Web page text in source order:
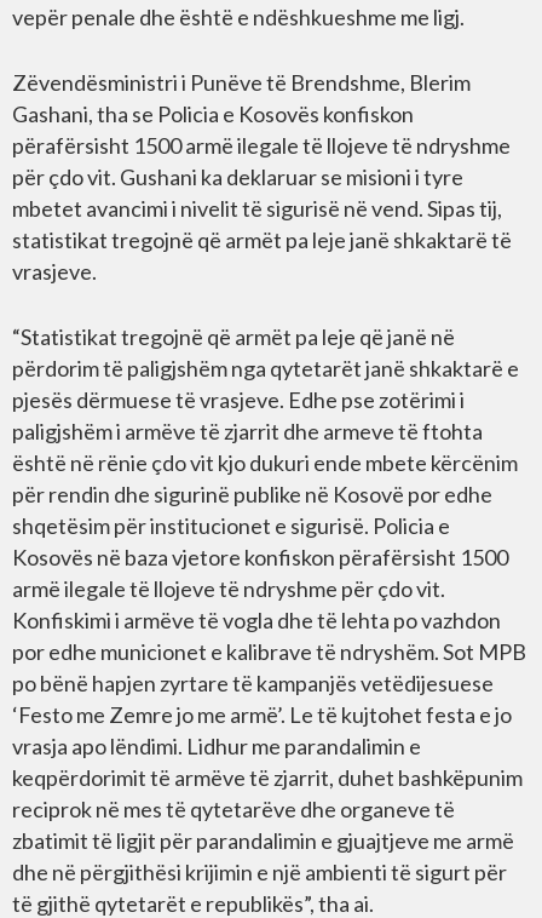
vepër penale dhe është e ndëshkueshme me ligj.
Zëvendësministri i Punëve të Brendshme, Blerim
Gashani, tha se Policia e Kosovës konfiskon
përafërsisht 1500 armë ilegale të llojeve të ndryshme
për çdo vit. Gushani ka deklaruar se misioni i tyre
mbetet avancimi i nivelit të sigurisë në vend. Sipas tij,
statistikat tregojnë që armët pa leje janë shkaktarë të
vrasjeve.
“Statistikat tregojnë që armët pa leje që janë në
përdorim të paligjshëm nga qytetarët janë shkaktarë e
pjesës dërmuese të vrasjeve. Edhe pse zotërimi i
paligjshëm i armëve të zjarrit dhe armeve të ftohta
është në rënie çdo vit kjo dukuri ende mbete kërcënim
për rendin dhe sigurinë publike në Kosovë por edhe
shqetësim për institucionet e sigurisë. Policia e
Kosovës në baza vjetore konfiskon përafërsisht 1500
armë ilegale të llojeve të ndryshme për çdo vit.
Konfiskimi i armëve të vogla dhe të lehta po vazhdon
por edhe municionet e kalibrave të ndryshëm. Sot MPB
po bënë hapjen zyrtare të kampanjës vetëdijesuese
‘Festo me Zemre jo me armë’. Le të kujtohet festa e jo
vrasja apo lëndimi. Lidhur me parandalimin e
keqpërdorimit të armëve të zjarrit, duhet bashkëpunim
reciprok në mes të qytetarëve dhe organeve të
zbatimit të ligjit për parandalimin e gjuajtjeve me armë
dhe në përgjithësi krijimin e një ambienti të sigurt për
të gjithë qytetarët e republikës”, tha ai.